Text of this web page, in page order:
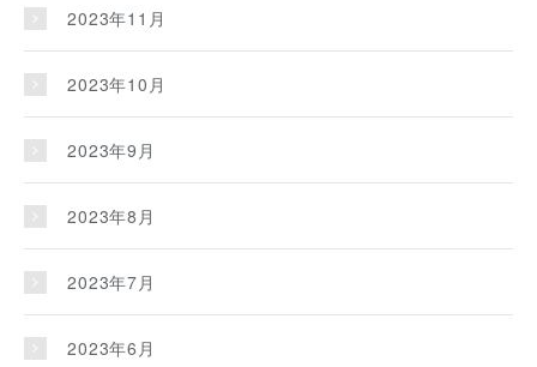
2023年11月
2023年10月
2023年9月
2023年8月
2023年7月
2023年6月